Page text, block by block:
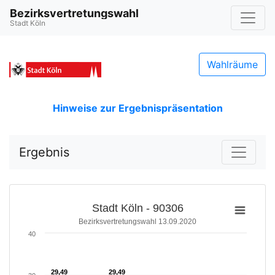
Bezirksvertretungswahl
Stadt Köln
Wahlräume
Hinweise zur Ergebnispräsentation
Ergebnis
Stadt Köln - 90306
Bezirksvertretungswahl 13.09.2020
29,49
29,49 29,49
29,49
40